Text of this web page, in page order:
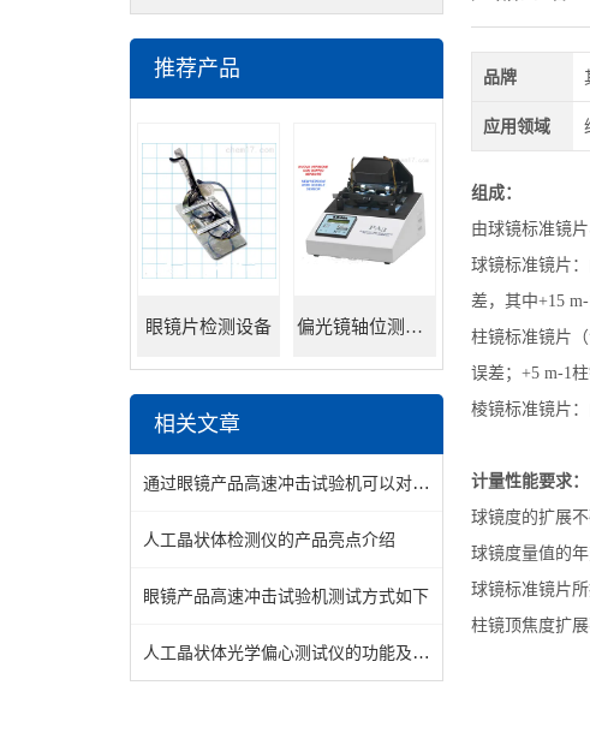
推荐产品
眼镜片检测设备 偏光镜轴位测试仪
相关文章
通过眼镜产品高速冲击试验机可以对生产工艺和材料进行优化
人工晶状体检测仪的产品亮点介绍
眼镜产品高速冲击试验机测试方式如下
人工晶状体光学偏心测试仪的功能及使用方法
品牌
应用领域
组成：
由球镜标准镜
球镜标准镜片
差，其中+15
柱镜标准镜片
误差；+5 m-1
棱镜标准镜片
计量性能要求：
球镜度的扩展不
球镜度量值的年
球镜标准镜片所
柱镜顶焦度扩展